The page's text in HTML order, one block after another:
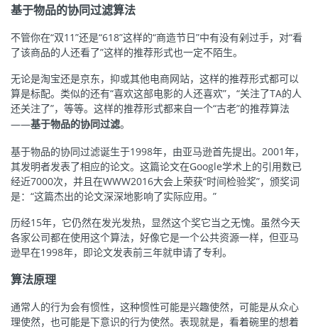
博
的
坛
我
圈
的
播
我
活
动
的
关
注
堂
的
程
我
认
证
的
实
验
我
的
收
藏
我
技
术
支
持
的
云
声
建
议
基于物品的协同过滤算法
不管你在“双11”还是“618”这样的“商造节日”中有没有剁过手，对“看
了该商品的人还看了”这样的推荐形式也一定不陌生。
无论是淘宝还是京东，抑或其他电商网站，这样的推荐形式都可以
算是标配。类似的还有“喜欢这部电影的人还喜欢”，“关注了TA的人
还关注了”，等等。这样的推荐形式都来自一个“古老”的推荐算法
——基于物品的协同过滤。
基于物品的协同过滤诞生于1998年，由亚马逊首先提出。2001年，
其发明者发表了相应的论文。这篇论文在Google学术上的引用数已
经近7000次，并且在WWW2016大会上荣获“时间检验奖”，颁奖词
是：“这篇杰出的论文深深地影响了实际应用。”
历经15年，它仍然在发光发热，显然这个奖它当之无愧。虽然今天
各家公司都在使用这个算法，好像它是一个公共资源一样，但亚马
逊早在1998年，即论文发表前三年就申请了专利。
算法原理
通常人的行为会有惯性，这种惯性可能是兴趣使然，可能是从众心
理使然，也可能是下意识的行为使然。表现就是，看着碗里的想着